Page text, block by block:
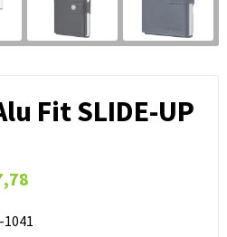
Fit SLIDE-UP